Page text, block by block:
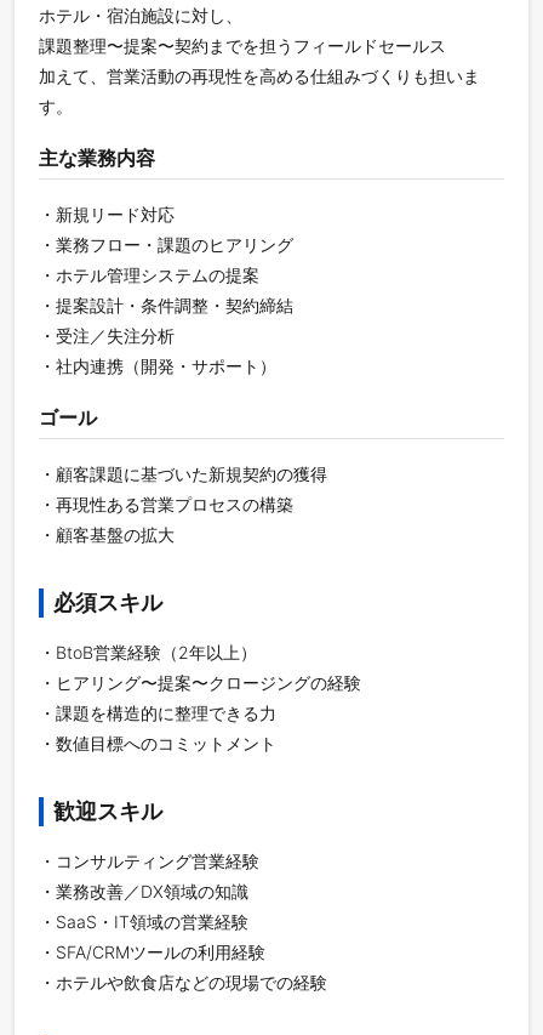
ホテル・宿泊施設に対し、
課題整理〜提案〜契約までを担うフィールドセールス
加えて、営業活動の再現性を高める仕組みづくりも担いま
す。
主な業務内容
・新規リード対応
・業務フロー・課題のヒアリング
・ホテル管理システムの提案
・提案設計・条件調整・契約締結
・受注／失注分析
・社内連携（開発・サポート）
ゴール
・顧客課題に基づいた新規契約の獲得
・再現性ある営業プロセスの構築
・顧客基盤の拡大
必須スキル
・BtoB営業経験（2年以上）
・ヒアリング〜提案〜クロージングの経験
・課題を構造的に整理できる力
・数値目標へのコミットメント
歓迎スキル
・コンサルティング営業経験
・業務改善／DX領域の知識
・SaaS・IT領域の営業経験
・SFA/CRMツールの利用経験
・ホテルや飲食店などの現場での経験